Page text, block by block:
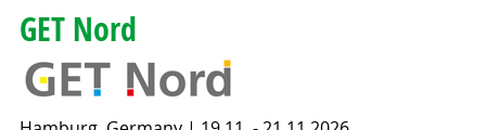
GET Nord